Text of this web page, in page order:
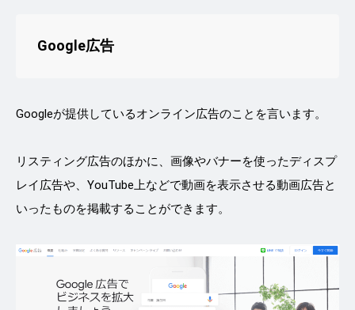
Google広告
Googleが提供しているオンライン広告のことを言います。
リスティング広告のほかに、画像やバナーを使ったディスプ
レイ広告や、YouTube上などで動画を表示させる動画広告と
いったものを掲載することができます。